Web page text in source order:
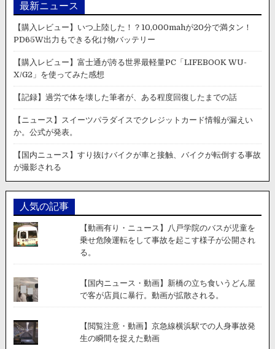
ん
だ！？
機
か
外
れ
た
履
が
単
坂
る
様
子
題
に
最新ニュース
【購入レビュー】いつ上陸した！？10,000mahが20分で満タン！
PD65W出力もできる化け物バッテリー
【購入レビュー】富士通が誇る世界最軽量PC「LIFEBOOK WU-
X/G2」を使ってみた感想
【記録】過労で体を壊した筆者が、ある程度回復したまでの話
【ニュース】スイーツパラダイスでクレジットカード情報が漏えい
か。公式が発表。
【国内ニュース】すり抜けバイクが車と接触、バイクが転倒する事故
が撮影される
人気の記事
【動画有り・ニュース】八戸学院のバスが児童を
乗せ危険運転をして事故を起こす様子が公開され
る。
【国内ニュース・動画】新橋の立ち食いうどん屋
で客が店員に暴行。動画が拡散される。
【閲覧注意・動画】京急線横浜駅での人身事故発
生の瞬間を捉えた動画